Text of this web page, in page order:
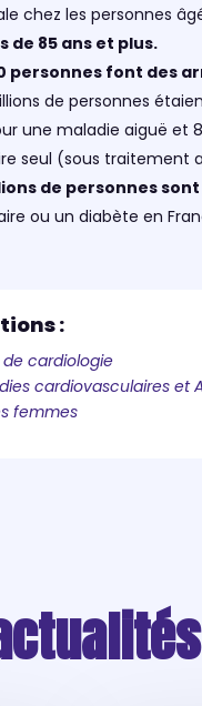
chez les personnes
de 85 ans et plus.
personnes font des
de personnes
une maladie aiguë et
seul (sous
de personnes
ou un diabète en
:
cardiologie
cardiovasculaires et
femmes